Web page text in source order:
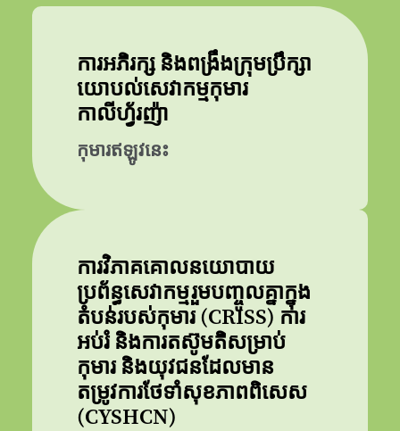
ការអភិរក្ស និងពង្រឹងក្រុមប្រឹក្សា
យោបល់សេវាកម្មកុមារ
កាលីហ្វ័រញ៉ា
កុមារឥឡូវនេះ
ការវិភាគគោលនយោបាយ
ប្រព័ន្ធសេវាកម្មរួមបញ្ចូលគ្នាក្នុង
តំបន់របស់កុមារ (CRISS) ការ
អប់រំ និងការតស៊ូមតិសម្រាប់
កុមារ និងយុវជនដែលមាន
តម្រូវការថែទាំសុខភាពពិសេស
(CYSHCN)